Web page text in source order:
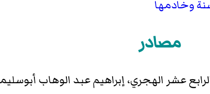
وخادمها
مصادر
عشر الهجري، إبراهيم عبد الوهاب